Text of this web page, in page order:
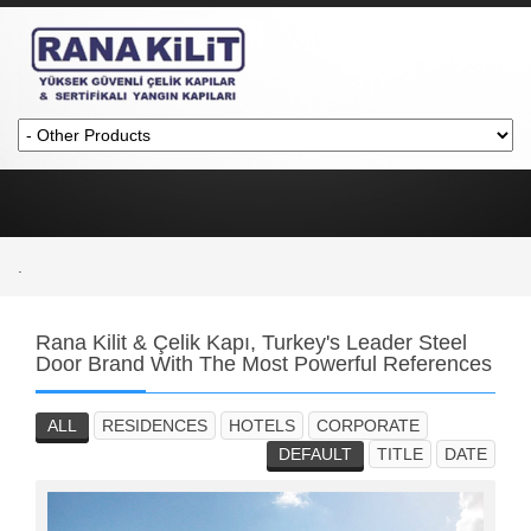
Rana Kilit & Çelik Kapı, Turkey's Leader Steel
Door Brand With The Most Powerful References
ALL RESIDENCES HOTELS
CORPORATE
DEFAULT
TITLE DATE